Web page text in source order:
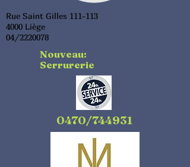
Rue Saint Gilles 111-113
4000 Liège
04/2220078
Nouveau:
Serrurerie
0470/744931